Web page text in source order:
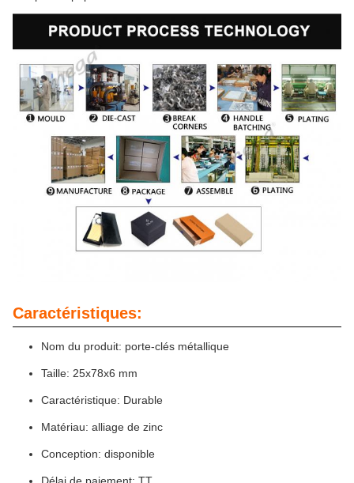
Caractéristiques:
Nom du produit: porte-clés métallique
Taille: 25x78x6 mm
Caractéristique: Durable
Matériau: alliage de zinc
Conception: disponible